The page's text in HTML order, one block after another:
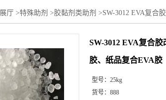
厅 >特殊助剂 >胶黏剂类助剂 >SW-3012 EVA复合
SW-3012 EVA复合
胶、纸品复合EVA胶
型号： 25kg
货号： 888